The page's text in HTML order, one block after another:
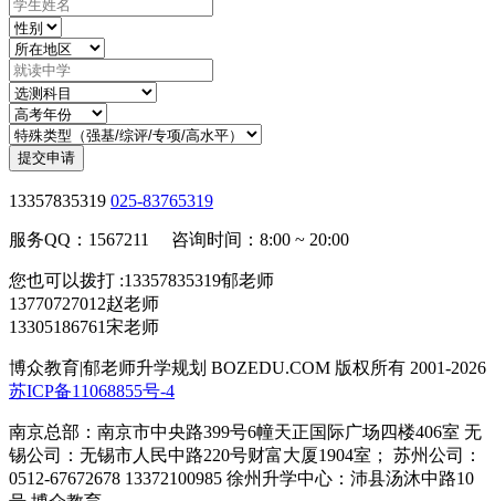
提交申请
13357835319 025-83765319
服务QQ：1567211 咨询时间：8:00 ~ 20:00
您也可以拨打 :13357835319郁老师
13770727012赵老师
13305186761宋老师
博众教育|郁老师升学规划 BOZEDU.COM 版权所有 2001-2026
苏ICP备11068855号-4
南京总部：南京市中央路399号6幢天正国际广场四楼406室 无
锡公司：无锡市人民中路220号财富大厦1904室； 苏州公司：
0512-67672678 13372100985 徐州升学中心：沛县汤沐中路10